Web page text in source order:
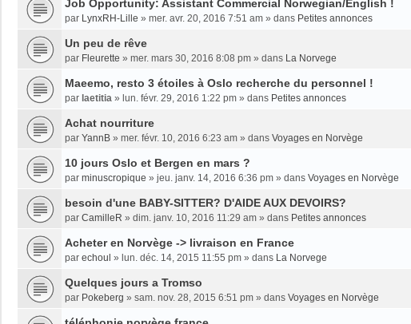
Job Opportunity: Assistant Commercial Norwegian/English !
par LynxRH-Lille » mer. avr. 20, 2016 7:51 am » dans Petites annonces
Un peu de rêve
par Fleurette » mer. mars 30, 2016 8:08 pm » dans La Norvege
Maeemo, resto 3 étoiles à Oslo recherche du personnel !
par laetitia » lun. févr. 29, 2016 1:22 pm » dans Petites annonces
Achat nourriture
par YannB » mer. févr. 10, 2016 6:23 am » dans Voyages en Norvège
10 jours Oslo et Bergen en mars ?
par minuscropique » jeu. janv. 14, 2016 6:36 pm » dans Voyages en Norvège
besoin d'une BABY-SITTER? D'AIDE AUX DEVOIRS?
par CamilleR » dim. janv. 10, 2016 11:29 am » dans Petites annonces
Acheter en Norvège -> livraison en France
par echoul » lun. déc. 14, 2015 11:55 pm » dans La Norvege
Quelques jours a Tromso
par Pokeberg » sam. nov. 28, 2015 6:51 pm » dans Voyages en Norvège